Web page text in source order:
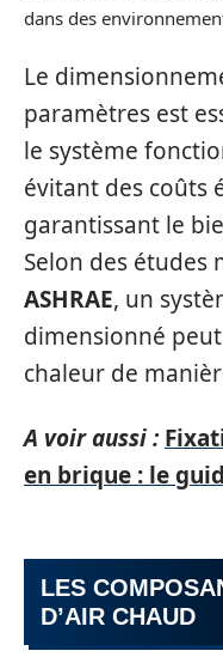
dans des
Le
paramètres est
le système
évitant des coûts
garantissant le
Selon des études
ASHRAE, un
dimensionné
chaleur de
A voir aussi :
en brique : le
LES
D’AIR CHAUD